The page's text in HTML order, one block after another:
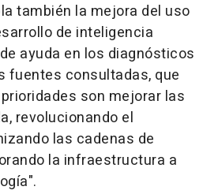
también la mejora del uso
de inteligencia
ayuda en los diagnósticos
fuentes consultadas, que
son mejorar las
revolucionando el
las cadenas de
la infraestructura a